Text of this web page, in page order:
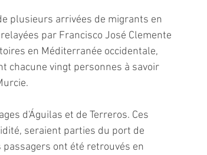
plusieurs arrivées de migrants en
par Francisco José Clemente
en Méditerranée occidentale,
chacune vingt personnes à savoir
d'Águilas et de Terreros. Ces
seraient parties du port de
ont été retrouvés en